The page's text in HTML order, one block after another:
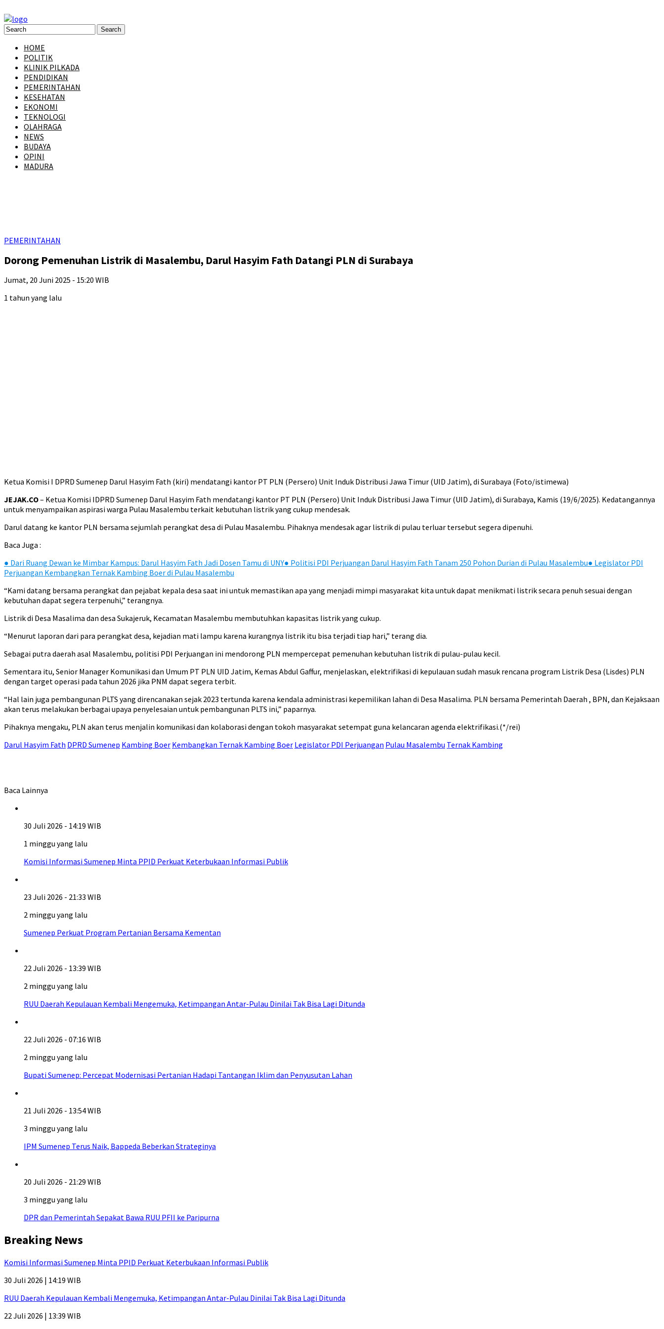
HOME
POLITIK
KLINIK PILKADA
PENDIDIKAN
PEMERINTAHAN
KESEHATAN
EKONOMI
TEKNOLOGI
OLAHRAGA
NEWS
BUDAYA
OPINI
MADURA
PEMERINTAHAN
Dorong Pemenuhan Listrik di Masalembu, Darul Hasyim Fath Datangi PLN di Surabaya
Jumat, 20 Juni 2025 - 15:20 WIB
1 tahun yang lalu
Ketua Komisi I DPRD Sumenep Darul Hasyim Fath (kiri) mendatangi kantor PT PLN (Persero) Unit Induk Distribusi Jawa Timur (UID Jatim), di Surabaya (Foto/istimewa)
JEJAK.CO– Ketua Komisi IDPRD Sumenep Darul Hasyim Fath mendatangi kantor PT PLN (Persero) Unit Induk Distribusi Jawa Timur (UID Jatim), di Surabaya, Kamis (19/6/2025). Kedatangannya
untuk menyampaikan aspirasi warga Pulau Masalembu terkait kebutuhan listrik yang cukup mendesak.
Darul datang ke kantor PLN bersama sejumlah perangkat desa di Pulau Masalembu. Pihaknya mendesak agar listrik di pulau terluar tersebut segera dipenuhi.
Baca Juga :
● Dari Ruang Dewan ke Mimbar Kampus: Darul Hasyim Fath Jadi Dosen Tamu di UNY● Politisi PDI Perjuangan Darul Hasyim Fath Tanam 250 Pohon Durian di Pulau Masalembu● Legislator PDI
Perjuangan Kembangkan Ternak Kambing Boer di Pulau Masalembu
“Kami datang bersama perangkat dan pejabat kepala desa saat ini untuk memastikan apa yang menjadi mimpi masyarakat kita untuk dapat menikmati listrik secara penuh sesuai dengan
kebutuhan dapat segera terpenuhi,” terangnya.
Listrik di Desa Masalima dan desa Sukajeruk, Kecamatan Masalembu membutuhkan kapasitas listrik yang cukup.
“Menurut laporan dari para perangkat desa, kejadian mati lampu karena kurangnya listrik itu bisa terjadi tiap hari,” terang dia.
Sebagai putra daerah asal Masalembu, politisi PDI Perjuangan ini mendorong PLN mempercepat pemenuhan kebutuhan listrik di pulau-pulau kecil.
Sementara itu, Senior Manager Komunikasi dan Umum PT PLN UID Jatim, Kemas Abdul Gaffur, menjelaskan, elektrifikasi di kepulauan sudah masuk rencana program Listrik Desa (Lisdes) PLN
dengan target operasi pada tahun 2026 jika PNM dapat segera terbit.
“Hal lain juga pembangunan PLTS yang direncanakan sejak 2023 tertunda karena kendala administrasi kepemilikan lahan di Desa Masalima. PLN bersama Pemerintah Daerah , BPN, dan Kejaksaan
akan terus melakukan berbagai upaya penyelesaian untuk pembangunan PLTS ini,” paparnya.
Pihaknya mengaku, PLN akan terus menjalin komunikasi dan kolaborasi dengan tokoh masyarakat setempat guna kelancaran agenda elektrifikasi.(*/rei)
Darul Hasyim Fath DPRD Sumenep Kambing Boer Kembangkan Ternak Kambing Boer Legislator PDI Perjuangan Pulau Masalembu Ternak Kambing
Baca Lainnya
30 Juli 2026 - 14:19 WIB
1 minggu yang lalu
Komisi Informasi Sumenep Minta PPID Perkuat Keterbukaan Informasi Publik
23 Juli 2026 - 21:33 WIB
2 minggu yang lalu
Sumenep Perkuat Program Pertanian Bersama Kementan
22 Juli 2026 - 13:39 WIB
2 minggu yang lalu
RUU Daerah Kepulauan Kembali Mengemuka, Ketimpangan Antar-Pulau Dinilai Tak Bisa Lagi Ditunda
22 Juli 2026 - 07:16 WIB
2 minggu yang lalu
Bupati Sumenep: Percepat Modernisasi Pertanian Hadapi Tantangan Iklim dan Penyusutan Lahan
21 Juli 2026 - 13:54 WIB
3 minggu yang lalu
IPM Sumenep Terus Naik, Bappeda Beberkan Strateginya
20 Juli 2026 - 21:29 WIB
3 minggu yang lalu
DPR dan Pemerintah Sepakat Bawa RUU PFII ke Paripurna
Breaking News
Komisi Informasi Sumenep Minta PPID Perkuat Keterbukaan Informasi Publik
30 Juli 2026 | 14:19 WIB
RUU Daerah Kepulauan Kembali Mengemuka, Ketimpangan Antar-Pulau Dinilai Tak Bisa Lagi Ditunda
22 Juli 2026 | 13:39 WIB